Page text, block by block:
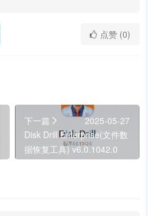
点赞 (0)
下一篇
2025-05-27
Disk Drill Enterprise(文件数
据恢复工具) v6.0.1042.0